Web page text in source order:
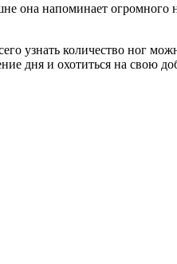
напоминает огромного
узнать количество ног
дня и охотиться на